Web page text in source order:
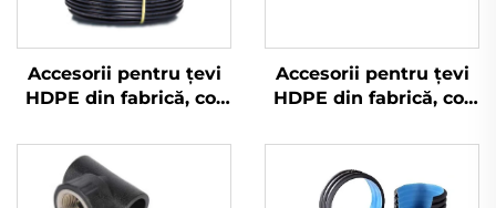
Accesorii pentru țevi
HDPE din fabrică, cot
HDPE
Accesorii pentru țevi
HDPE din fabrică, cot
HDPE